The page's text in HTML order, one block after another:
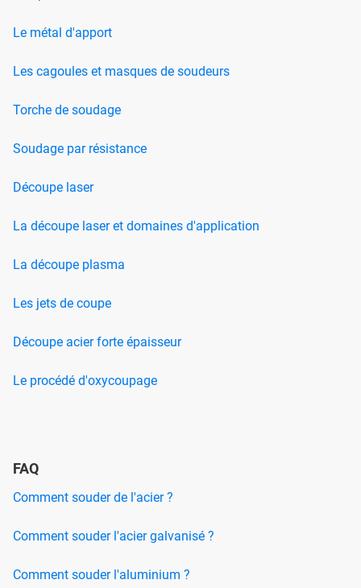
Le métal d'apport
Les cagoules et masques de soudeurs
Torche de soudage
Soudage par résistance
Découpe laser
La découpe laser et domaines d'application
La découpe plasma
Les jets de coupe
Découpe acier forte épaisseur
Le procédé d'oxycoupage
FAQ
Comment souder de l'acier ?
Comment souder l'acier galvanisé ?
Comment souder l'aluminium ?